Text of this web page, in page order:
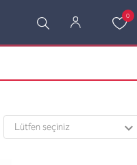
0